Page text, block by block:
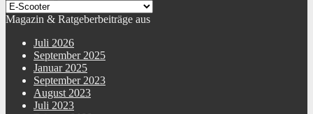
Magazin & Ratgeberbeiträge aus
Juli 2026
September 2025
Januar 2025
September 2023
August 2023
Juli 2023